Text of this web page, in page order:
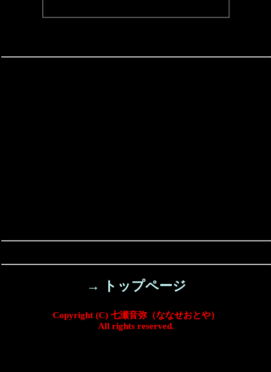
→ トップページ
Copyright (C) 七瀬音弥（ななせおとや）
All rights reserved.